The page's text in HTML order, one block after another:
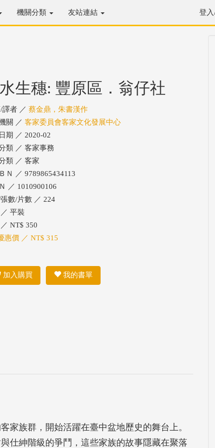
機關分類 友站連結 登
生穗: 豐原區．翁仔社
譯者 ／ 蔡金鼎，朱書漢作
關 ／ 客家委員會客家文化發展中心
期 ／ 2020-02
類 ／ 客家事務
類 ／ 客家
Ｎ ／ 9789865434113
／ 1010900106
數/片數 ／ 224
平裝
NT$ 350
惠價 ／ NT$ 315
加入購買 我的書單
家族群，開始活躍在臺中盆地歷史的舞台上。
仕紳階級的爭鬥，這些家族的故事隱藏在聚落